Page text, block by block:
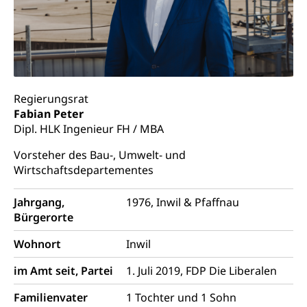
Regierungsrat
Fabian Peter
Dipl. HLK Ingenieur FH / MBA
Vorsteher des Bau-, Umwelt- und
Wirtschaftsdepartementes
Jahrgang,
Bürgerorte
1976, Inwil & Pfaffnau
Wohnort
Inwil
im Amt seit, Partei
1. Juli 2019, FDP Die Liberalen
Familienvater
1 Tochter und 1 Sohn
Kantonales Tabakpräventionsprogramm
Gesundheitsförderung
Prävention (Polizei)
Suchtprävention
Sozialversicherungen, Sozialpolitik,
Arbeitslosenversicherung,
Mutterschaftsversicherung, Krankenversicherung,
Unfallversicherung, Invalidenversicherung,
Sozialhilfe
Krankenversicherung (WAS Luzern)
Existenzsicherung - Sozialhilfe
Soziales und Gesellschaft (Dienststelle)
Opferhilfe
Arbeitslosenversicherung (WAS Luzern)
Invalidenversicherung (WAS Luzern)
Soziale Sicherheit
Drogenabhängigkeit, Drogensucht,
Medikamentenabhängigkeit,
Arzneimittelabhängigkeit, Suchtkrankheit,
Drogenabhängige, Drogensüchtige,
Betäubungsmittel, Suchtmittel, Psychopharmaka
Fachstelle Sucht Region Luzern
Sucht
Gesundheitsversorgung
Gesundheitsversorgung, Spital, Pflegeinitiative,
Ambulant vor stationär, AVOS, Patientendossier
Gesundheitsversorgung
AHV / IV
Altersrente, Invalidenrente, Witwenrente,
Sozialversicherung, Vorsorgeeinrichtung,